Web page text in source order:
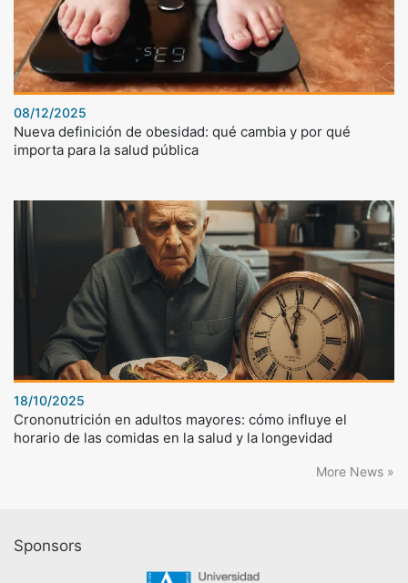
08/12/2025
Nueva definición de obesidad: qué cambia y por qué
importa para la salud pública
18/10/2025
Crononutrición en adultos mayores: cómo influye el
horario de las comidas en la salud y la longevidad
More News »
Sponsors